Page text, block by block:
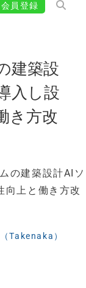
会員登録
建築設
入し設
き方改
の建築設計AIソ
向上と働き方改
Takenaka）